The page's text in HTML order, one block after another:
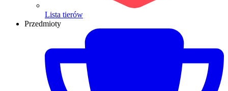
Lista tierów
Przedmioty